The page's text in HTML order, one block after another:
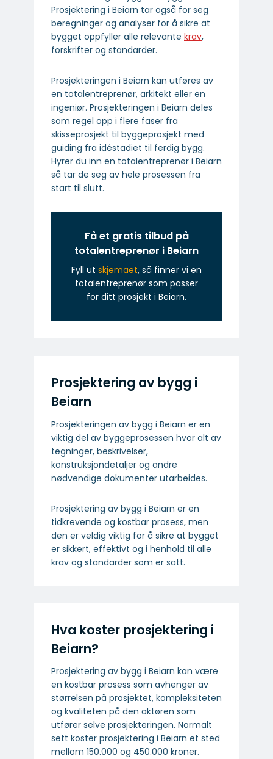
Prosjektering i Beiarn tar også for seg
beregninger og analyser for å sikre at
bygget oppfyller alle relevante krav,
forskrifter og standarder.
Prosjekteringen i Beiarn kan utføres av
en totalentreprenør, arkitekt eller en
ingeniør. Prosjekteringen i Beiarn deles
som regel opp i flere faser fra
skisseprosjekt til byggeprosjekt med
guiding fra idéstadiet til ferdig bygg.
Hyrer du inn en totalentreprenør i Beiarn
så tar de seg av hele prosessen fra
start til slutt.
Få et gratis tilbud på
totalentreprenør i Beiarn
Fyll ut skjemaet, så finner vi en
totalentreprenør som passer
for ditt prosjekt i Beiarn.
Prosjektering av bygg i
Beiarn
Prosjekteringen av bygg i Beiarn er en
viktig del av byggeprosessen hvor alt av
tegninger, beskrivelser,
konstruksjondetaljer og andre
nødvendige dokumenter utarbeides.
Prosjektering av bygg i Beiarn er en
tidkrevende og kostbar prosess, men
den er veldig viktig for å sikre at bygget
er sikkert, effektivt og i henhold til alle
krav og standarder som er satt.
Hva koster prosjektering i
Beiarn?
Prosjektering av bygg i Beiarn kan være
en kostbar prosess som avhenger av
størrelsen på prosjektet, kompleksiteten
og kvaliteten på den aktøren som
utfører selve prosjekteringen. Normalt
sett koster prosjektering i Beiarn et sted
mellom 150.000 og 450.000 kroner.